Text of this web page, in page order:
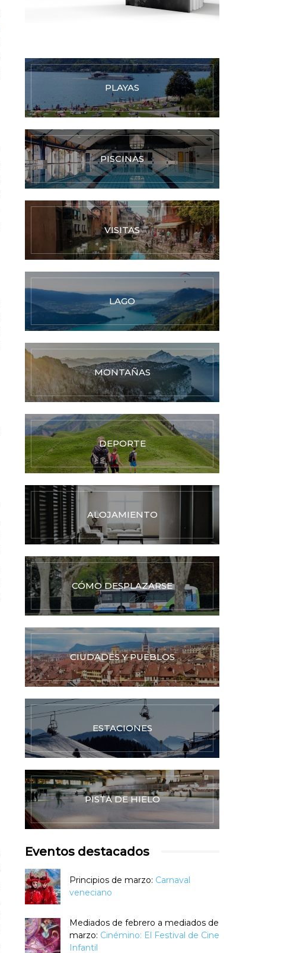
PLAYAS
PISCINAS
VISITAS
LAGO
MONTAÑAS
DEPORTE
ALOJAMIENTO
CÓMO DESPLAZARSE
CIUDADES Y PUEBLOS
ESTACIONES
PISTA DE HIELO
Eventos destacados
Principios de marzo: Carnaval
veneciano
Mediados de febrero a mediados de
marzo: Cinémino: El Festival de Cine
Infantil